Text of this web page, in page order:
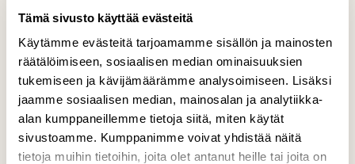
Tämä sivusto käyttää evästeitä
Käytämme evästeitä tarjoamamme sisällön ja mainosten
räätälöimiseen, sosiaalisen median ominaisuuksien
tukemiseen ja kävijämäärämme analysoimiseen. Lisäksi
jaamme sosiaalisen median, mainosalan ja analytiikka-
alan kumppaneillemme tietoja siitä, miten käytät
sivustoamme. Kumppanimme voivat yhdistää näitä
tietoja muihin tietoihin, joita olet antanut heille tai joita on